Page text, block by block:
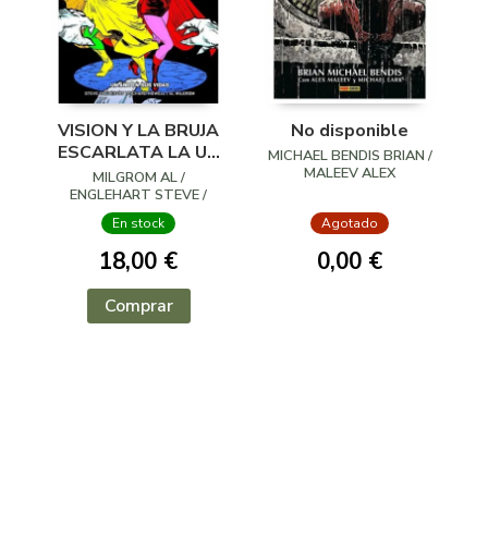
VISION Y LA BRUJA
ESCARLATA LA UN
AÑO EN SUS VIDAS
MILGROM AL /
ENGLEHART STEVE /
HOWELL RICHARD
En stock
18,00 €
Comprar
No disponible
MICHAEL BENDIS BRIAN /
MALEEV ALEX
Agotado
0,00 €